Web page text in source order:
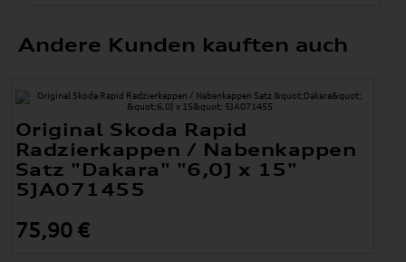
Andere Kunden kauften auch
Original Skoda Rapid
Radzierkappen / Nabenkappen
Satz "Dakara" "6,0J x 15"
5JA071455
75,90 €